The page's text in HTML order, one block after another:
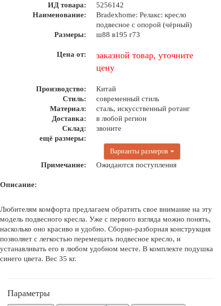
ИД товара:
5256142
Наименование:
Bradexhome: Релакс: кресло
подвесное с опорой (чёрный)
Размеры:
ш88 в195 г73
Цена от:
заказной товар, уточните
цену
Производство:
Китай
Стиль:
современный стиль
Материал:
сталь, искусственный ротанг
Доставка:
в любой регион
Склад:
звоните
ещё размеры:
Варианты размеров
Примечание: Ожидаются поступления
Описание:
Любителям комфорта предлагаем обратить свое внимание на эту
модель подвесного кресла. Уже с первого взгляда можно понять,
насколько оно красиво и удобно. Сборно-разборная конструкция
позволяет с легкостью перемещать подвесное кресло, и
устанавливать его в любом удобном месте. В комплекте подушка
синего цвета. Вес 35 кг.
Параметры